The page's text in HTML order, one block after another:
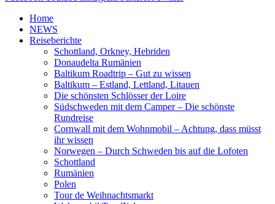
Home
NEWS
Reiseberichte
Schottland, Orkney, Hebriden
Donaudelta Rumänien
Baltikum Roadtrip – Gut zu wissen
Baltikum – Estland, Lettland, Litauen
Die schönsten Schlösser der Loire
Südschweden mit dem Camper – Die schönste
Rundreise
Cornwall mit dem Wohnmobil – Achtung, dass müsst
ihr wissen
Norwegen – Durch Schweden bis auf die Lofoten
Schottland
Rumänien
Polen
Tour de Weihnachtsmarkt